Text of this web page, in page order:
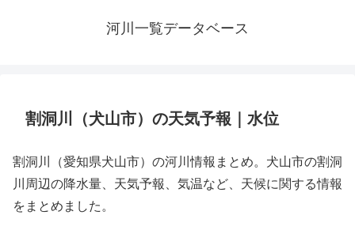
河川一覧データベース
割洞川（犬山市）の天気予報｜水位
割洞川（愛知県犬山市）の河川情報まとめ。犬山市の割洞
川周辺の降水量、天気予報、気温など、天候に関する情報
をまとめました。